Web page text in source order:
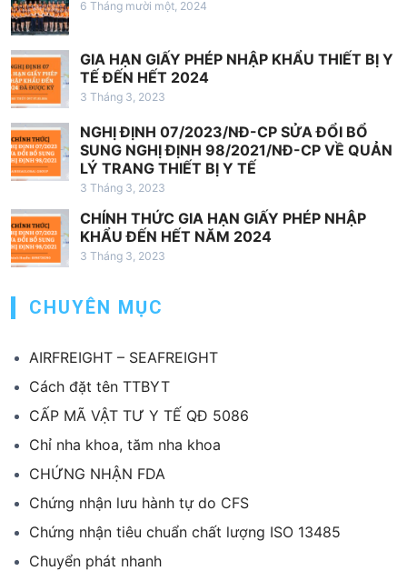
i
ế
t
6 Tháng mười một, 2024
GIA HẠN GIẤY PHÉP NHẬP KHẨU THIẾT BỊ Y
TẾ ĐẾN HẾT 2024
3 Tháng 3, 2023
NGHỊ ĐỊNH 07/2023/NĐ-CP SỬA ĐỔI BỔ
SUNG NGHỊ ĐỊNH 98/2021/NĐ-CP VỀ QUẢN
LÝ TRANG THIẾT BỊ Y TẾ
3 Tháng 3, 2023
CHÍNH THỨC GIA HẠN GIẤY PHÉP NHẬP
KHẨU ĐẾN HẾT NĂM 2024
3 Tháng 3, 2023
CHUYÊN MỤC
AIRFREIGHT – SEAFREIGHT
Cách đặt tên TTBYT
CẤP MÃ VẬT TƯ Y TẾ QĐ 5086
Chỉ nha khoa, tăm nha khoa
CHỨNG NHẬN FDA
Chứng nhận lưu hành tự do CFS
Chứng nhận tiêu chuẩn chất lượng ISO 13485
Chuyển phát nhanh